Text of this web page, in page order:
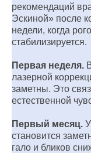
рекомендаций
Эскиной» после
недели, когда
стабилизируется.
Первая неделя.
лазерной
заметны. Это
естественной
Первый месяц.
становится
гало и бликов